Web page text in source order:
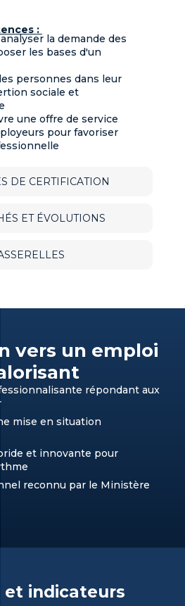
DE CERTIFICATION
ET ÉVOLUTIONS
:
la demande des
les bases d'un
personnes dans leur
sociale et
une offre de service
pour favoriser
vers un emploi
répondant aux
mise en situation
et innovante pour
reconnu par le Ministère
et indicateurs